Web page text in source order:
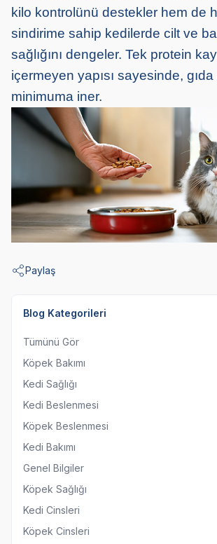
kilo kontrolünü destekler hem de
sindirime sahip kedilerde cilt ve
sağlığını dengeler. Tek protein
içermeyen yapısı sayesinde,
minimuma iner.
Paylaş
Blog Kategorileri
Tümünü Gör
Köpek Bakımı
Kedi Sağlığı
Kedi Beslenmesi
Köpek Beslenmesi
Kedi Bakımı
Genel Bilgiler
Köpek Sağlığı
Kedi Cinsleri
Köpek Cinsleri